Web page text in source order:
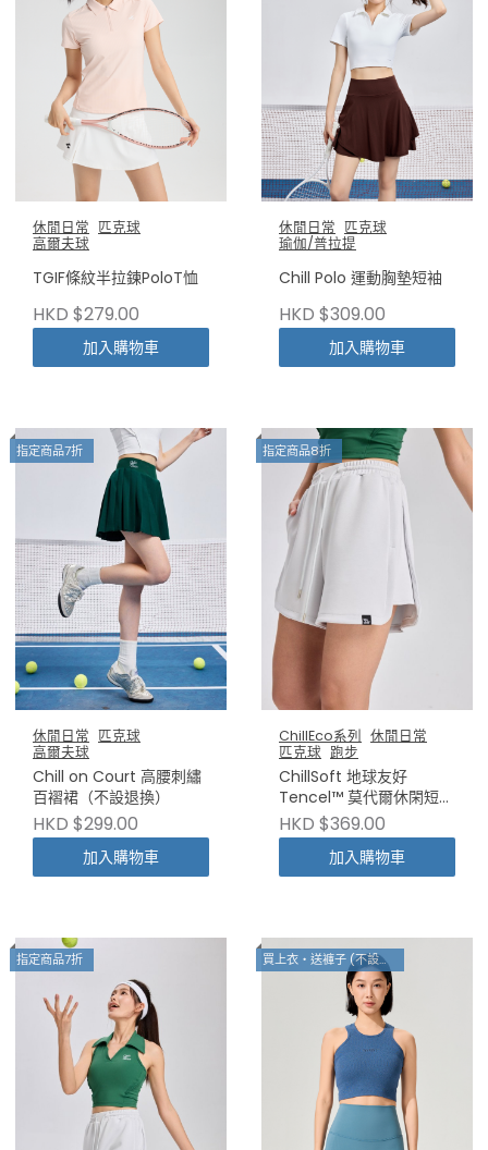
休閒日常 匹克球
高爾夫球
TGIF條紋半拉鍊PoloT恤
HKD $279.00
加入購物車
休閒日常 匹克球
瑜伽/普拉提
Chill Polo 運動胸墊短袖
HKD $309.00
加入購物車
指定商品7折
休閒日常 匹克球
高爾夫球
Chill on Court 高腰刺繡
百褶裙（不設退換）
HKD $299.00
加入購物車
指定商品8折
ChillEco系列 休閒日常
匹克球 跑步
ChillSoft 地球友好
Tencel™️ 莫代爾休閑短褲
（不設退換）
HKD $369.00
加入購物車
指定商品7折 買上衣・送褲子 (不設退換)